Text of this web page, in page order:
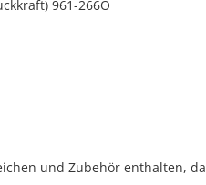
961-266O
und Zubehör enthalten,